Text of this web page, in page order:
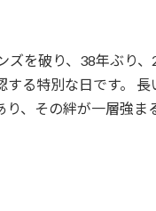
ズを破り、38年ぶり
る特別な日です。 長
、その絆が一層強ま